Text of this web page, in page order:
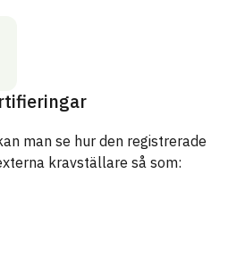
man se hur den registrerade
kravställare så som: